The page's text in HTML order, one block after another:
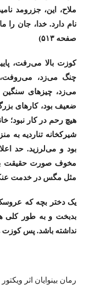
ملاح، این، جزرومد
نام دارد. خدا، جان را
صفحه ۵۱۳)
کوزت بالا می‌رفت،
چنگ می‌زد،
می‌زد، چیزهای سنگین
ضعیف بود، کارهای
هیچ رحم در کار نبود؛
شیرکخانه تناردیه به
بود و می‌لرزید. حد
مخوف صورت حقیقت
مثل مگس در خدمت
یک دختر بچه که عروسک
بدبخت و به طور کلی
نداشته باشد. پس
رمان بینوایان اثر